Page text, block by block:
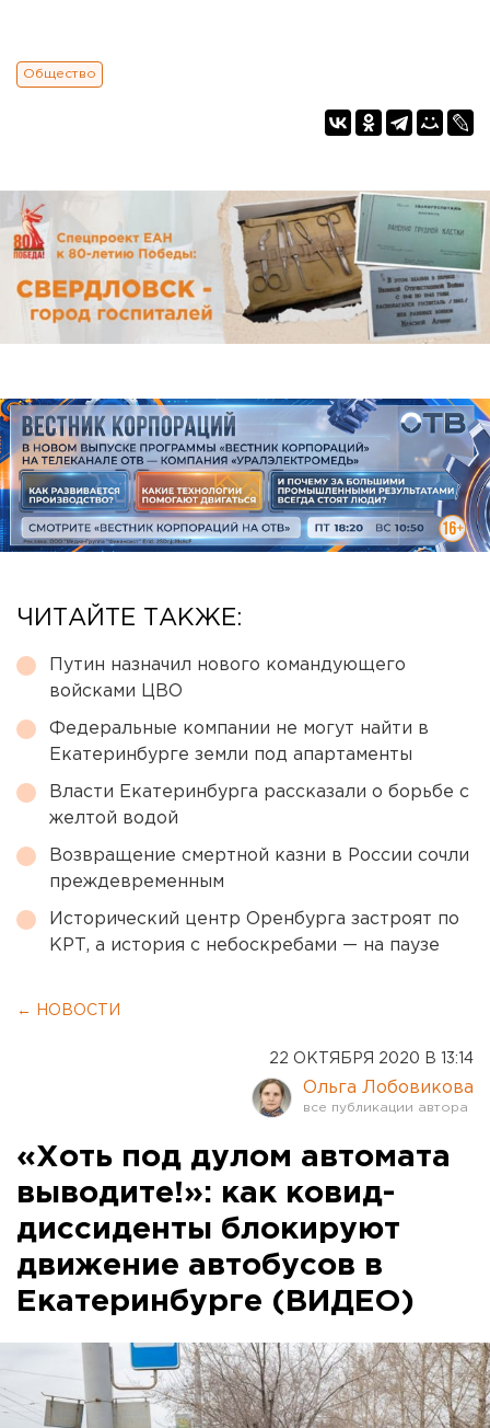
Общество
ЧИТАЙТЕ ТАКЖЕ:
Путин назначил нового командующего
войсками ЦВО
Федеральные компании не могут найти в
Екатеринбурге земли под апартаменты
Власти Екатеринбурга рассказали о борьбе с
желтой водой
Возвращение смертной казни в России сочли
преждевременным
Исторический центр Оренбурга застроят по
КРТ, а история с небоскребами — на паузе
← НОВОСТИ
22 ОКТЯБРЯ 2020 В 13:14
Ольга Лобовикова
«Хоть под дулом автомата
выводите!»: как ковид-
диссиденты блокируют
движение автобусов в
Екатеринбурге (ВИДЕО)